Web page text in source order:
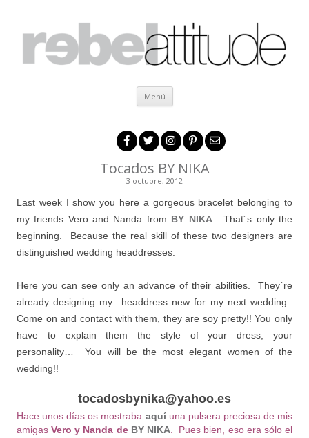
Menú Ir al contenido
Tocados BY NIKA
3 octubre, 2012
Last week I show you here a gorgeous bracelet belonging to
my friends Vero and Nanda from BY NIKA. That´s only the
beginning. Because the real skill of these two designers are
distinguished wedding headdresses.
Here you can see only an advance of their abilities. They´re
already designing my headdress new for my next wedding.
Come on and contact with them, they are soy pretty!! You only
have to explain them the style of your dress, your
personality… You will be the most elegant women of the
wedding!!
tocadosbynika@yahoo.es
Hace unos días os mostraba aquí una pulsera preciosa de mis
amigasVero y Nanda de BY NIKA. Pues bien, eso era sólo el